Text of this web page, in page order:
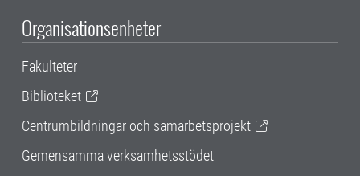
Organisationsenheter
Fakulteter
Biblioteket
Centrumbildningar och samarbetsprojekt
Gemensamma verksamhetsstödet